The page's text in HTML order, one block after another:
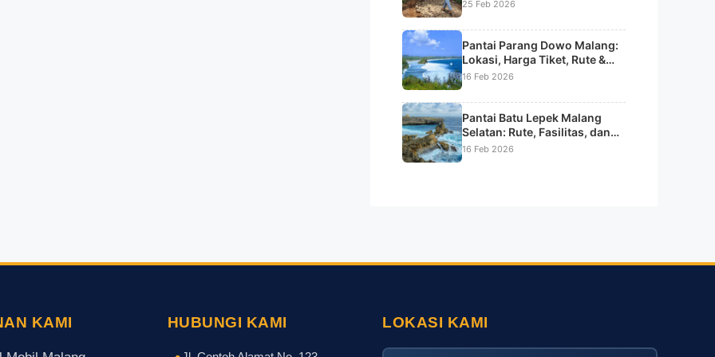
25 Feb 2026
Pantai Parang Dowo Malang:
Lokasi, Harga Tiket, Rute &
Daya Tarik Pantai Batu Karang
16 Feb 2026
Pantai Batu Lepek Malang
Selatan: Rute, Fasilitas, dan
Keindahan Alamnya
16 Feb 2026
KAMI HUBUNGI KAMI LOKASI KAMI